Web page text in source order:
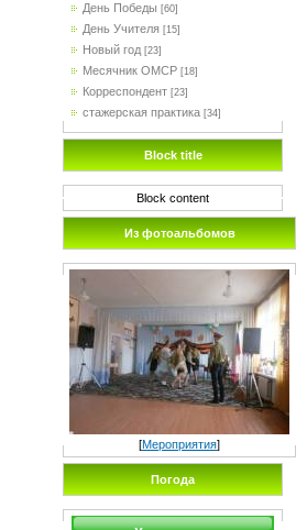
День Победы [60]
День Учителя [15]
Новый год [23]
Месячник ОМСР [18]
Корреспондент [23]
стажерская практика [34]
Block title
Block content
Из фотоальбомов
[Мероприятия]
Погода